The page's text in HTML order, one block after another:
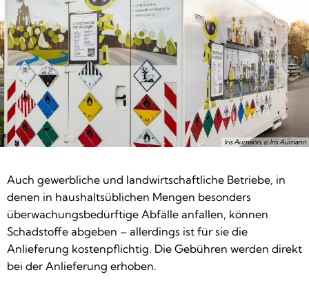
Iris Aumann, © Iris Aumann
Auch gewerbliche und landwirtschaftliche Betriebe, in
denen in haushaltsüblichen Mengen besonders
überwachungsbedürftige Abfälle anfallen, können
Schadstoffe abgeben – allerdings ist für sie die
Anlieferung kostenpflichtig. Die Gebühren werden direkt
bei der Anlieferung erhoben.